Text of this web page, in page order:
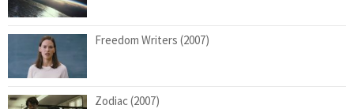
Freedom Writers (2007)
Zodiac (2007)